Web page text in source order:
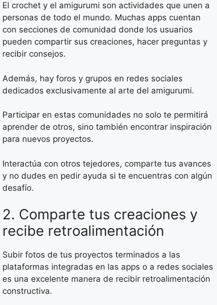
El crochet y el amigurumi son actividades que unen a
personas de todo el mundo. Muchas apps cuentan
con secciones de comunidad donde los usuarios
pueden compartir sus creaciones, hacer preguntas y
recibir consejos.
Además, hay foros y grupos en redes sociales
dedicados exclusivamente al arte del amigurumi.
Participar en estas comunidades no solo te permitirá
aprender de otros, sino también encontrar inspiración
para nuevos proyectos.
Interactúa con otros tejedores, comparte tus avances
y no dudes en pedir ayuda si te encuentras con algún
desafío.
2. Comparte tus creaciones y
recibe retroalimentación
Subir fotos de tus proyectos terminados a las
plataformas integradas en las apps o a redes sociales
es una excelente manera de recibir retroalimentación
constructiva.